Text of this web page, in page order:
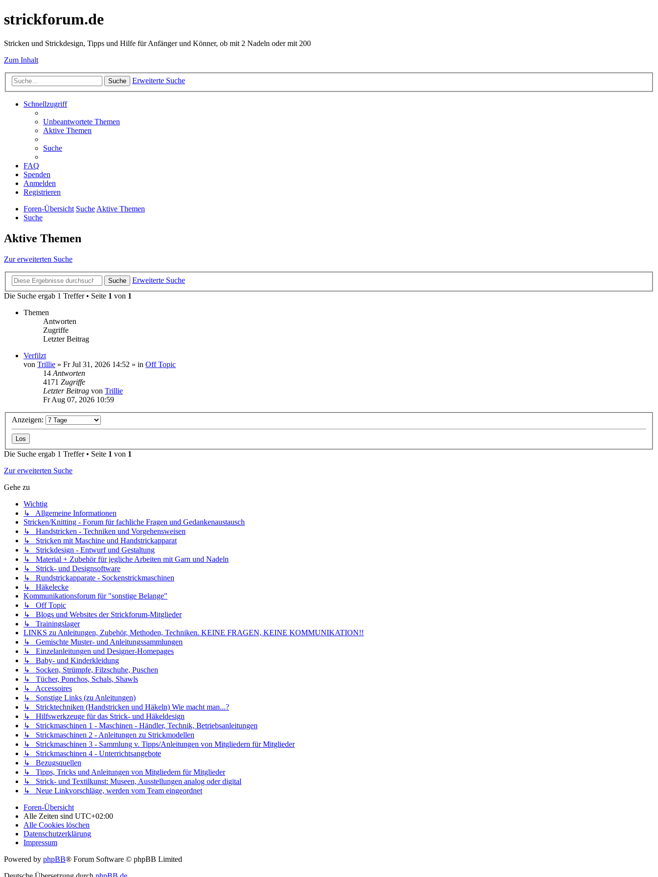
strickforum.de
Stricken und Strickdesign, Tipps und Hilfe für Anfänger und Könner, ob mit 2 Nadeln oder mit 200
Zum Inhalt
Suche Erweiterte Suche
Schnellzugriff
Unbeantwortete Themen
Aktive Themen
Suche
FAQ
Spenden
Anmelden
Registrieren
Foren-Übersicht SucheAktive Themen
Suche
Aktive Themen
Zur erweiterten Suche
Suche
Erweiterte Suche
Die Suche ergab 1 Treffer • Seite 1 von 1
Themen
Antworten
Zugriffe
Letzter Beitrag
Verfilzt
von Trillie » Fr Jul 31, 2026 14:52 » in Off Topic
14 Antworten
4171 Zugriffe
Letzter Beitrag von Trillie
Fr Aug 07, 2026 10:59
Anzeigen:
Die Suche ergab 1 Treffer • Seite 1 von 1
Zur erweiterten Suche
Gehe zu
Wichtig
↳ Allgemeine Informationen
Stricken/Knitting - Forum für fachliche Fragen und Gedankenaustausch
↳ Handstricken - Techniken und Vorgehensweisen
↳ Stricken mit Maschine und Handstrickapparat
↳ Strickdesign - Entwurf und Gestaltung
↳ Material + Zubehör für jegliche Arbeiten mit Garn und Nadeln
↳ Strick- und Designsoftware
↳ Rundstrickapparate - Sockenstrickmaschinen
↳ Häkelecke
Kommunikationsforum für "sonstige Belange"
↳ Off Topic
↳ Blogs und Websites der Strickforum-Mitglieder
↳ Trainingslager
LINKS zu Anleitungen, Zubehör, Methoden, Techniken. KEINE FRAGEN, KEINE KOMMUNIKATION!!
↳ Gemischte Muster- und Anleitungssammlungen
↳ Einzelanleitungen und Designer-Homepages
↳ Baby- und Kinderkleidung
↳ Socken, Strümpfe, Filzschuhe, Puschen
↳ Tücher, Ponchos, Schals, Shawls
↳ Accessoires
↳ Sonstige Links (zu Anleitungen)
↳ Stricktechniken (Handstricken und Häkeln) Wie macht man...?
↳ Hilfswerkzeuge für das Strick- und Häkeldesign
↳ Strickmaschinen 1 - Maschinen - Händler, Technik, Betriebsanleitungen
↳ Strickmaschinen 2 - Anleitungen zu Strickmodellen
↳ Strickmaschinen 3 - Sammlung v. Tipps/Anleitungen von Mitgliedern für Mitglieder
↳ Strickmaschinen 4 - Unterrichtsangebote
↳ Bezugsquellen
↳ Tipps, Tricks und Anleitungen von Mitgliedern für Mitglieder
↳ Strick- und Textilkunst: Museen, Ausstellungen analog oder digital
↳ Neue Linkvorschläge, werden vom Team eingeordnet
Foren-Übersicht
Alle Zeiten sind UTC+02:00
Alle Cookies löschen
Datenschutzerklärung
Impressum
Powered by phpBB® Forum Software © phpBB Limited